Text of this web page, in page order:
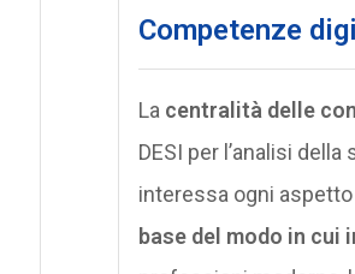
Competenze
La centralità delle
DESI per l’analisi
interessa ogni aspetto
base del modo in cui